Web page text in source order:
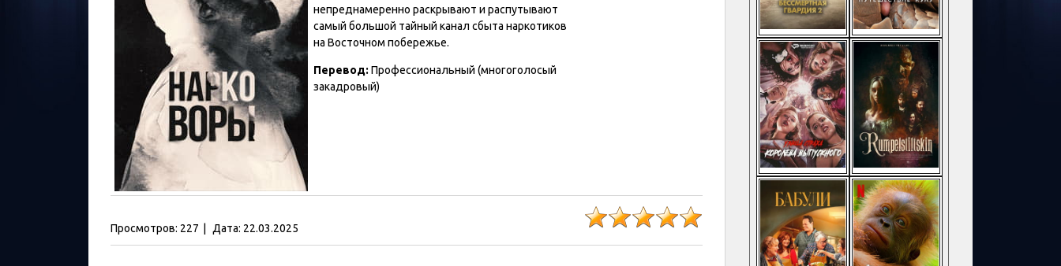
непреднамеренно раскрывают и распутывают
самый большой тайный канал сбыта наркотиков
на Восточном побережье.
Перевод: Профессиональный (многоголосый
закадровый)
Просмотров: 227 Дата: 22.03.2025